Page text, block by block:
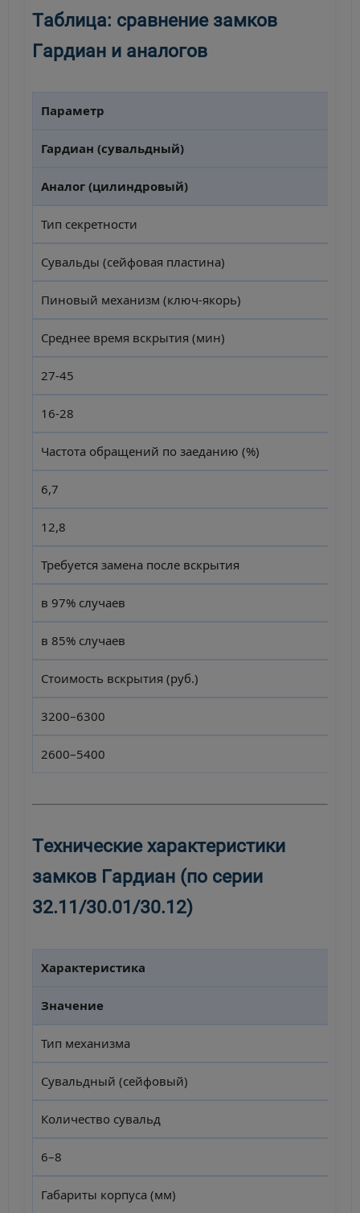
Таблица: сравнение замков
Гардиан и аналогов
Параметр
Гардиан (сувальдный)
Аналог (цилиндровый)
Тип секретности
Сувальды (сейфовая пластина)
Пиновый механизм (ключ-якорь)
Среднее время вскрытия (мин)
27-45
16-28
Частота обращений по заеданию (%)
6,7
12,8
Требуется замена после вскрытия
в 97% случаев
в 85% случаев
Стоимость вскрытия (руб.)
3200–6300
2600–5400
Технические характеристики
замков Гардиан (по серии
32.11/30.01/30.12)
Характеристика
Значение
Тип механизма
Сувальдный (сейфовый)
Количество сувальд
6–8
Габариты корпуса (мм)